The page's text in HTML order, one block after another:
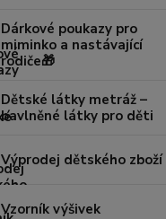
Dárkové poukazy pro
miminko a nastávající
rodiče🎁
Dětské látky metráž –
bavlněné látky pro děti
Výprodej dětského zboží
Vzorník výšivek